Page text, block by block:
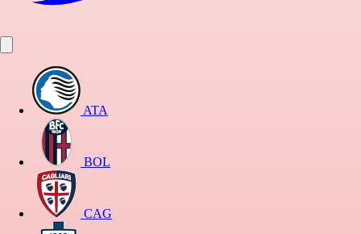
ATA
BOL
CAG